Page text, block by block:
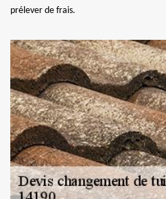
prélever de frais.